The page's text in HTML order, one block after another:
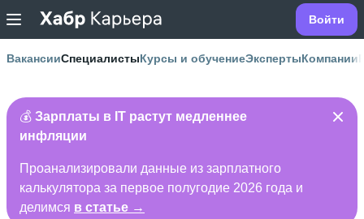
Войти
ВакансииСпециалистыКурсы и обучениеЭкспертыКомпании
💰 Зарплаты в IT растут медленнее
инфляции
Проанализировали данные из зарплатного
калькулятора за первое полугодие 2026 года и
делимся в статье →